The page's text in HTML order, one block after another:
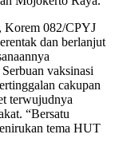
Korem 082/CPYJ
dan berlanjut
vaksinasi
cakupan
terwujudnya
“Bersatu
tema HUT